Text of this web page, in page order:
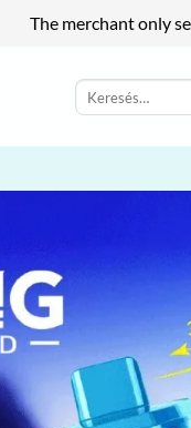
The merchant only
Keresés
a